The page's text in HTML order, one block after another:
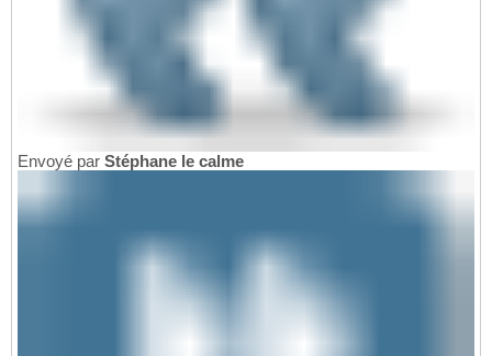
Envoyé par Stéphane le calme